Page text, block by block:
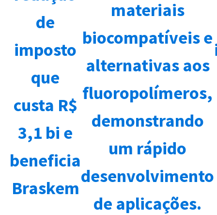
de
imposto
que
custa R$
3,1 bi e
beneficia
Braskem
materiais
biocompatíveis e
alternativas aos
fluoropolímeros,
demonstrando
um rápido
desenvolvimento
de aplicações.